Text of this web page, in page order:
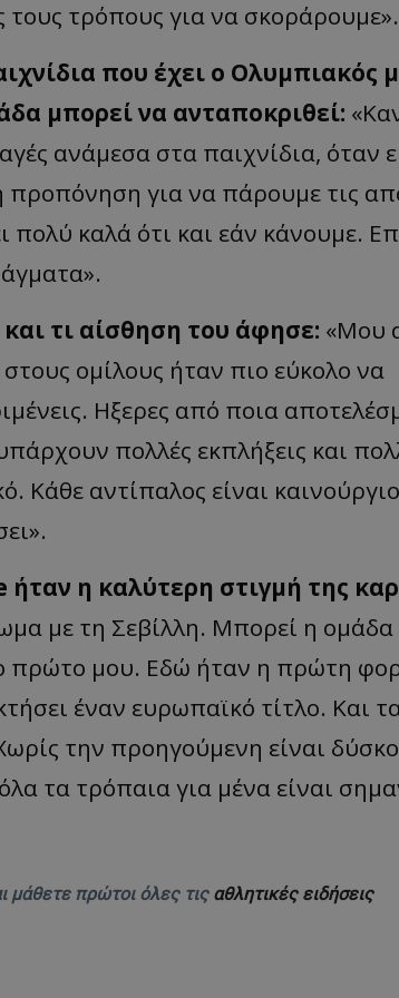
τρόπους για να σκοράρουμε».
που έχει ο Ολυμπιακός
μπορεί να ανταποκριθεί:
ανάμεσα στα παιχνίδια, όταν
προπόνηση για να πάρουμε τις
πολύ καλά ότι και εάν κάνουμε.
τι αίσθηση του άφησε: «Μου
ομίλους ήταν πιο εύκολο να
Ηξερες από ποια
πολλές εκπλήξεις και
Κάθε αντίπαλος είναι
η καλύτερη στιγμή της
με τη Σεβίλλη. Μπορεί η ομάδα
πρώτο μου. Εδώ ήταν η πρώτη
έναν ευρωπαϊκό τίτλο. Και
την προηγούμενη είναι
τα τρόπαια για μένα είναι
μάθετε πρώτοι όλες τις αθλητικές ειδήσεις